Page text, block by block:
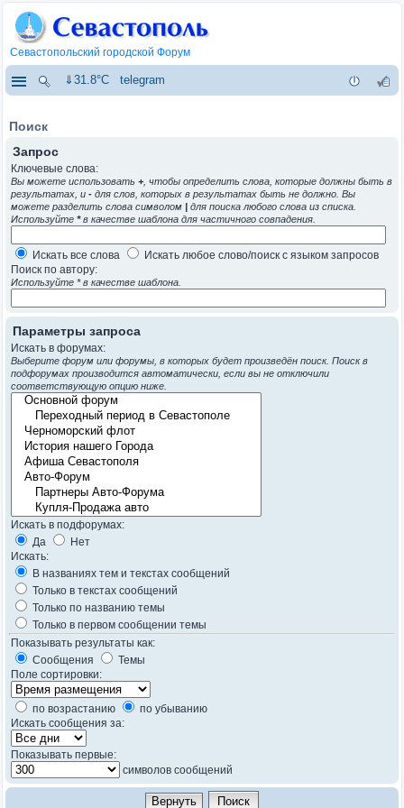
Севастопольский городской Форум
⇓31.8°C telegram
Поиск
Запрос
Ключевые слова:
Вы можете использовать +, чтобы определить слова, которые должны быть в
результатах, и - для слов, которых в результатах быть не должно. Вы
можете разделить слова символом | для поиска любого слова из списка.
Используйте *в качестве шаблона для частичного совпадения.
Искать все слова
Искать любое слово/поиск с языком запросов
Поиск по автору:
Используйте * в качестве шаблона.
Параметры запроса
Искать в форумах:
Выберите форум или форумы, в которых будет произведён поиск. Поиск в
подфорумах производится автоматически, если вы не отключили
соответствующую опцию ниже.
Искать в подфорумах:
Да
Нет
Искать:
В названиях тем и текстах сообщений
Только в текстах сообщений
Только по названию темы
Только в первом сообщении темы
Показывать результаты как:
Сообщения
Темы
Поле сортировки:
по возрастанию
по убыванию
Искать сообщения за:
Показывать первые:
символов сообщений